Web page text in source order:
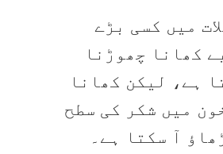
میں کسی بڑے
کھانا چھوڑنا
ہے، لیکن کھانا
میں شکر کی سطح
آ سکتا ہے۔